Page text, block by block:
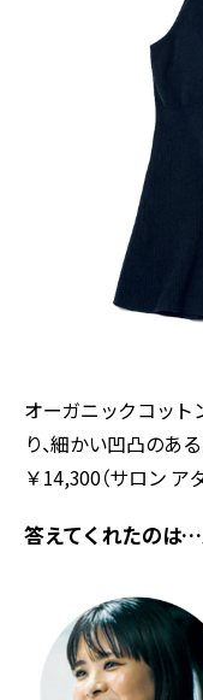
オーガニックコッ
り、細かい凹凸のあ
￥14,300（サロン ア
答えてくれたのは